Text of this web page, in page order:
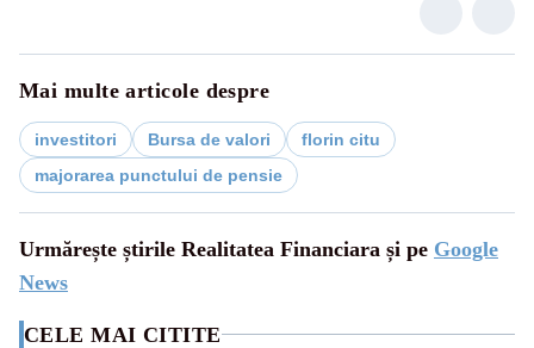
Mai multe articole despre
investitori Bursa de valori
florin citu
majorarea punctului de pensie
Urmărește știrile Realitatea Financiara și pe Google
News
CELE MAI CITITE